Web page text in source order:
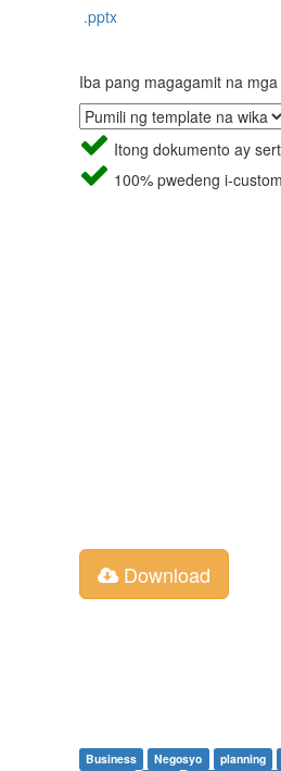
.pptx
Iba pang magagamit na mga
Itong dokumento ay
100% pwedeng i-
Download
Business Negosyo planning